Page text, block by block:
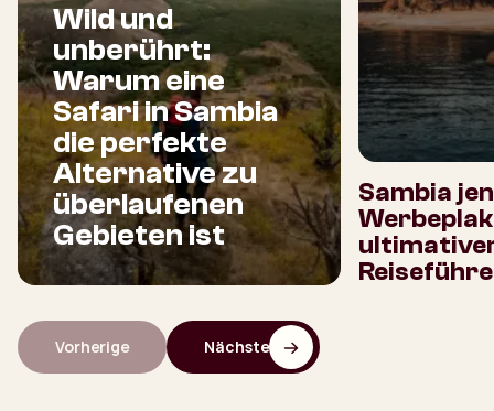
Wild und
unberührt:
Warum eine
Safari in Sambia
die perfekte
Alternative zu
überlaufenen
Gebieten ist
Sambia
Vorherige Nächste